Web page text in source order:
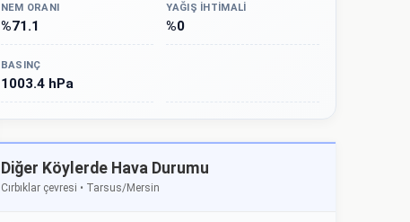
NEM ORANI
%71.1
YAĞIŞ İHTIMALI
%0
BASINÇ
1003.4 hPa
Diğer Köylerde Hava Durumu
Cırbıklar çevresi • Tarsus/Mersin